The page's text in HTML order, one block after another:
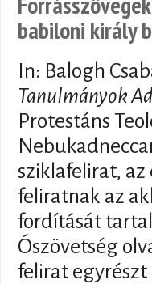
babiloni király
In: Balogh
Tanulmányok
Protestáns
sziklafelirat, az
feliratnak az
fordítását
Ószövetség
felirat